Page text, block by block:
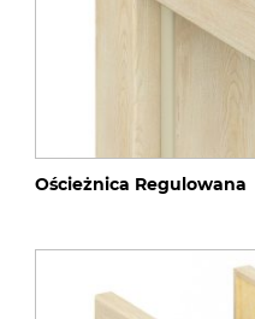
Ościeżnica Regulowana